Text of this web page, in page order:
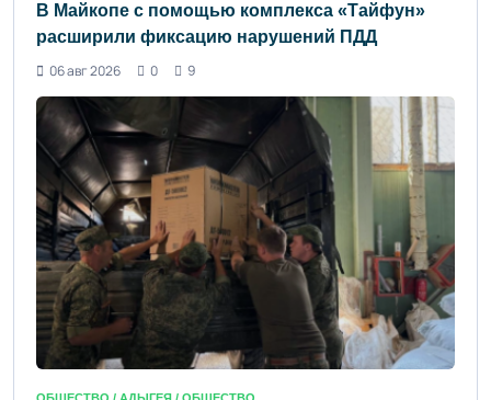
В Майкопе с помощью комплекса «Тайфун»
расширили фиксацию нарушений ПДД
06 авг 2026
0 9